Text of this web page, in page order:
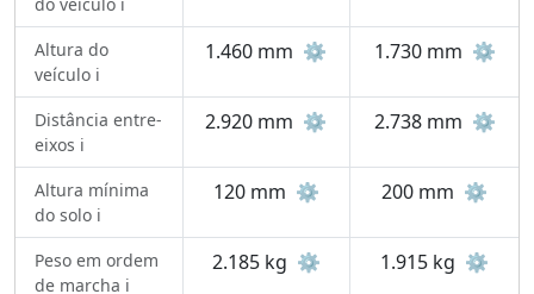
Altura do
veículo ℹ️
1.460 mm ⚙️ 1.730 mm ⚙️
Distância entre-
eixos ℹ️
2.920 mm ⚙️ 2.738 mm ⚙️
Altura mínima
do solo ℹ️
120 mm ⚙️ 200 mm ⚙️
Peso em ordem
de marcha ℹ️
2.185 kg ⚙️ 1.915 kg ⚙️